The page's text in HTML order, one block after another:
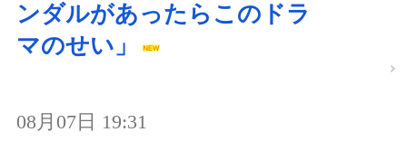
ンダルがあったらこのドラ
マのせい」
08月07日 19:31